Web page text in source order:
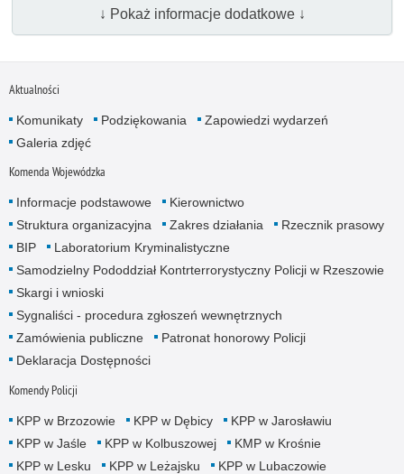
↓ Pokaż informacje dodatkowe ↓
Aktualności
Komunikaty Podziękowania
Zapowiedzi wydarzeń
Galeria zdjęć
Komenda Wojewódzka
Informacje podstawowe
Kierownictwo
Struktura organizacyjna
Zakres działania
Rzecznik prasowy
BIP
Laboratorium Kryminalistyczne
Samodzielny Pododdział Kontrterrorystyczny Policji w Rzeszowie
Skargi i wnioski
Sygnaliści - procedura zgłoszeń wewnętrznych
Zamówienia publiczne
Patronat honorowy Policji
Deklaracja Dostępności
Komendy Policji
KPP w Brzozowie KPP w Dębicy
KPP w Jarosławiu
KPP w Jaśle
KPP w Kolbuszowej
KMP w Krośnie
KPP w Lesku
KPP w Leżajsku KPP w Lubaczowie